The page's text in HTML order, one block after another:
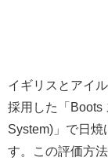
イギリスとアイ
採用した「Boots
System)」で日焼
す。この評価方